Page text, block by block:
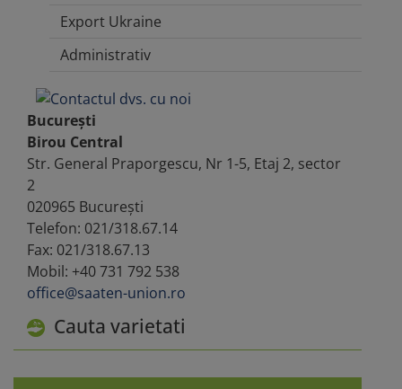
Cauta varietati
Export Ukraine
Administrativ
București
Birou Central
Str. General Praporgescu, Nr 1-5, Etaj 2, sector
2
020965 București
Telefon: 021/318.67.14
Fax: 021/318.67.13
Mobil: +40 731 792 538
office@saaten-union.ro